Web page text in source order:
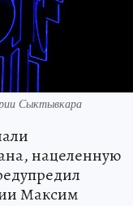
Сыктывкара
нацеленную
Максим